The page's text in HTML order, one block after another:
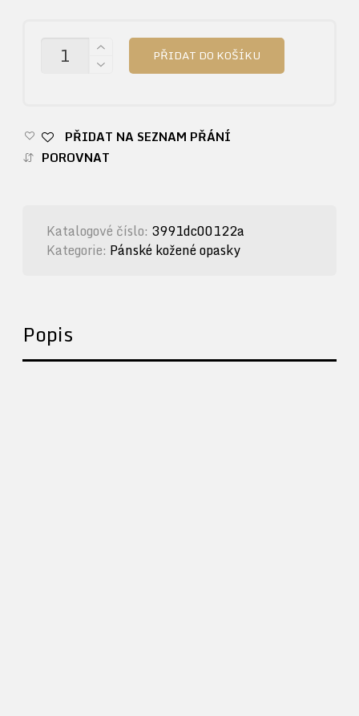
MNOŽSTVÍ PŘIDAT DO KOŠÍKU
PŘIDAT NA SEZNAM PŘÁNÍ
POROVNAT
Katalogové číslo: 3991dc00122a
Kategorie: Pánské kožené opasky
Popis